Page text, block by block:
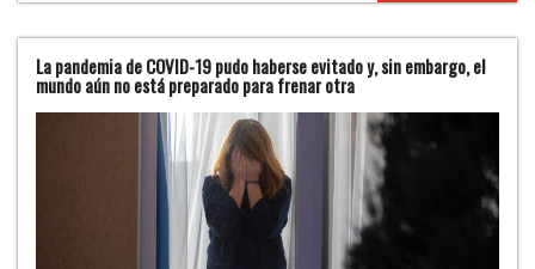
La pandemia de COVID-19 pudo haberse evitado y, sin embargo, el
mundo aún no está preparado para frenar otra